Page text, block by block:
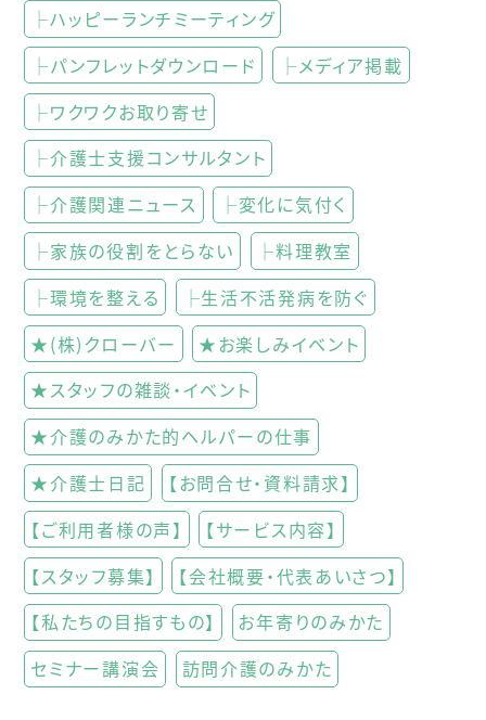
├ハッピーランチミーティング
├パンフレットダウンロード
├メディア掲載
├ワクワクお取り寄せ
├介護士支援コンサルタント
├介護関連ニュース
├変化に気付く
├家族の役割をとらない
├料理教室
├環境を整える
├生活不活発病を防ぐ
★(株)クローバー
★お楽しみイベント
★スタッフの雑談・イベント
★介護のみかた的ヘルパーの仕事
★介護士日記
【お問合せ・資料請求】
【ご利用者様の声】
【サービス内容】
【スタッフ募集】
【会社概要・代表あいさつ】
【私たちの目指すもの】
お年寄りのみかた
セミナー講演会
訪問介護のみかた